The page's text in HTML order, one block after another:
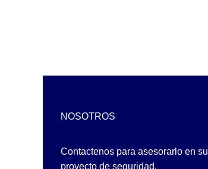
NOSOTROS
Contactenos para asesorarlo en su
proyecto de seguridad.